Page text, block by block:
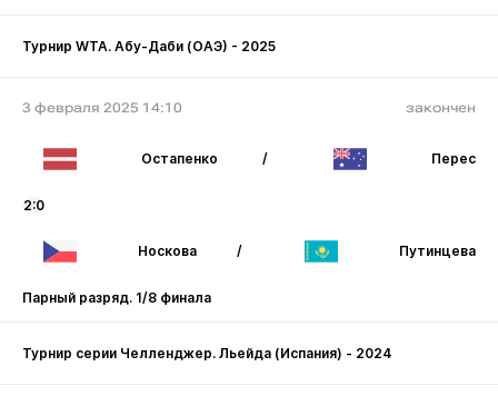
Турнир WTA. Абу-Даби (ОАЭ) - 2025
3 февраля 2025 14:10 закончен
Остапенко / Перес
2:0
Носкова / Путинцева
Парный разряд. 1/8 финала
Турнир серии Челленджер. Льейда (Испания) - 2024